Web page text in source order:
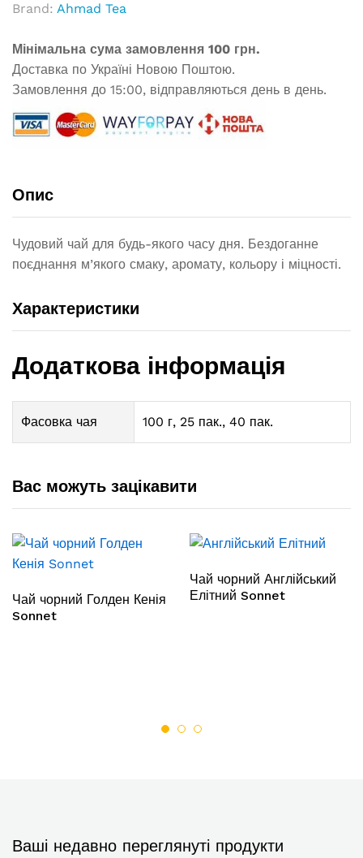
Brand: Ahmad Tea
Мінімальна сума замовлення 100 грн.
Доставка по Україні Новою Поштою.
Замовлення до 15:00, відправляються день в день.
Опис
Чудовий чай для будь-якого часу дня. Бездоганне
поєднання м’якого смаку, аромату, кольору і міцності.
Характеристики
Додаткова інформація
Фасовка чая 100 г, 25 пак., 40 пак.
Вас можуть зацікавити
Чай чорний Голден Кенія
Sonnet
Чай чорний Англійський
Елітний Sonnet
Ваші недавно переглянуті продукти